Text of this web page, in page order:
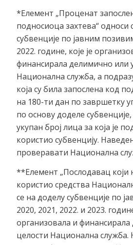
*Елемент „Проценат
подносиоца захтева“ односи
субвенције по јавним
2022. године, које је
финансирала делимично или
Национална служба, а
која су била запослена код
на 180-ти дан по завршетку
по основу доделе
укупан број лица за која је
користио субвенцију.
проверавати Национална
**Елемент „Послодавац који
користио средства
се на доделу субвенције по
2020, 2021, 2022. и 2023.
организовала и
целости Национална служба.